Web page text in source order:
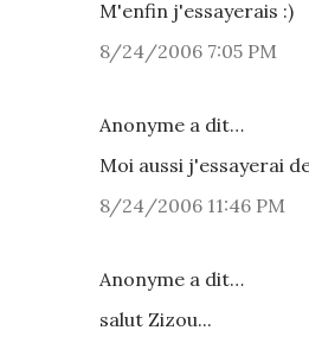
M'enfin j'essayerais :)
8/24/2006 7:05 PM
Anonyme a dit…
Moi aussi j'essayerai
8/24/2006 11:46 PM
Anonyme a dit…
salut Zizou...